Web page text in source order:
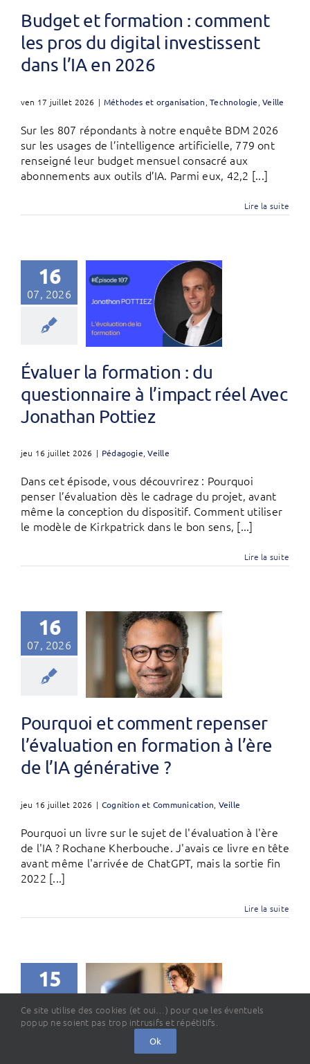
Budget et formation : comment
les pros du digital investissent
dans l’IA en 2026
ven 17 juillet 2026 | Méthodes et organisation ,Technologie ,Veille
Sur les 807 répondants à notre enquête BDM 2026
sur les usages de l’intelligence artificielle, 779 ont
renseigné leur budget mensuel consacré aux
abonnements aux outils d’IA. Parmi eux, 42,2 [...]
Lire la suite
16
07, 2026
Évaluer la formation : du
questionnaire à l’impact réel Avec
Jonathan Pottiez
jeu 16 juillet 2026 | Pédagogie,Veille
Dans cet épisode, vous découvrirez : Pourquoi
penser l’évaluation dès le cadrage du projet, avant
même la conception du dispositif. Comment utiliser
le modèle de Kirkpatrick dans le bon sens, [...]
Lire la suite
16
07, 2026
Pourquoi et comment repenser
l’évaluation en formation à l’ère
de l’IA générative ?
jeu 16 juillet 2026 | Cognition et Communication Veille
Pourquoi un livre sur le sujet de l'évaluation à l'ère
de l'IA ? Rochane Kherbouche. J'avais ce livre en tête
avant même l'arrivée de ChatGPT, mais la sortie fin
2022 [...]
Lire la suite
15
07, 2026
Ce site utilise des cookies (et oui…) pour que les éventuels
popup ne soient pas trop intrusifs et répétitifs.
Ok